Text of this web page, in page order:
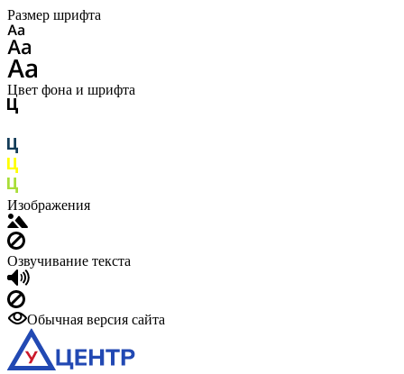
Размер шрифта
Цвет фона и шрифта
Изображения
Озвучивание текста
Обычная версия сайта